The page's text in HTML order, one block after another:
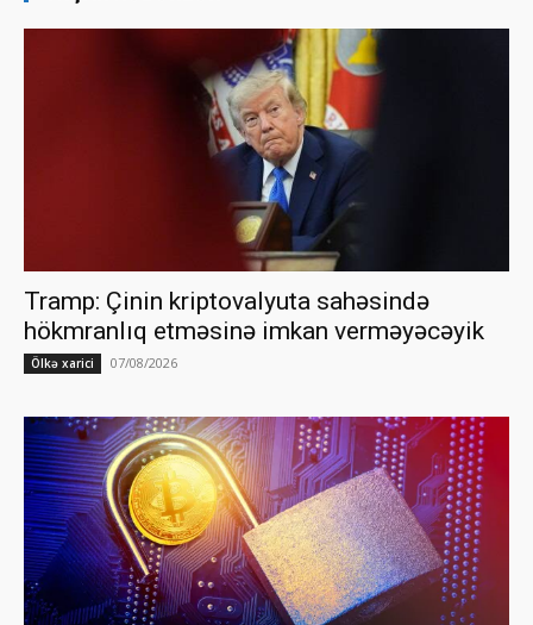
Tramp: Çinin kriptovalyuta sahəsində
hökmranlıq etməsinə imkan verməyəcəyik
Ölkə xarici 07/08/2026